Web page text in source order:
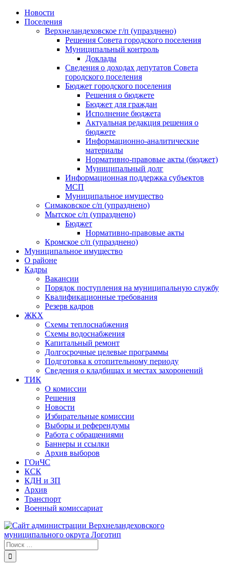
Skip
Новости
Поселения
Верхнеландеховское г/п (упразднено)
Решения Совета городского поселения
Муниципальный контроль
Доклады
Сведения о доходах депутатов Совета
городского поселения
Бюджет городского поселения
Решения о бюджете
Бюджет для граждан
Исполнение бюджета
Актуальная редакция решения о
бюджете
Информационно-аналитические
материалы
Нормативно-правовые акты (бюджет)
Муниципальный долг
Информационная поддержка субъектов
МСП
Муниципальное имущество
Симаковское с/п (упразднено)
Мытское с/п (упразднено)
Бюджет
Нормативно-правовые акты
Кромское с/п (упразднено)
Муниципальное имущество
О районе
Кадры
Вакансии
Порядок поступления на муниципальную службу
Квалификационные требования
Резерв кадров
ЖКХ
Схемы теплоснабжения
Схемы водоснабжения
Капитальный ремонт
Долгосрочные целевые программы
Подготовка к отопительному периоду
Сведения о кладбищах и местах захоронений
ТИК
О комиссии
Решения
Новости
Избирательные комиссии
Выборы и референдумы
Работа с обращениями
Баннеры и ссылки
Архив выборов
ГОиЧС
КСК
КДН и ЗП
Архив
Транспорт
Военный комиссариат
Результат
поиска: